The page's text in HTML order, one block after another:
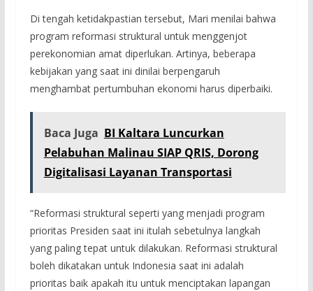
Di tengah ketidakpastian tersebut, Mari menilai bahwa
program reformasi struktural untuk menggenjot
perekonomian amat diperlukan. Artinya, beberapa
kebijakan yang saat ini dinilai berpengaruh
menghambat pertumbuhan ekonomi harus diperbaiki.
Baca Juga BI Kaltara Luncurkan
Pelabuhan Malinau SIAP QRIS, Dorong
Digitalisasi Layanan Transportasi
“Reformasi struktural seperti yang menjadi program
prioritas Presiden saat ini itulah sebetulnya langkah
yang paling tepat untuk dilakukan. Reformasi struktural
boleh dikatakan untuk Indonesia saat ini adalah
prioritas baik apakah itu untuk menciptakan lapangan